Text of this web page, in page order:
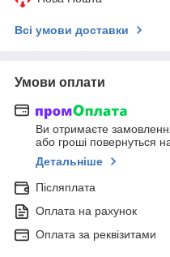
Всі умови доставки
Умови оплати
Ви отримаєте
або гроші повернуться
Детальніше
Післяплата
Оплата на рахунок
Оплата за реквізитами